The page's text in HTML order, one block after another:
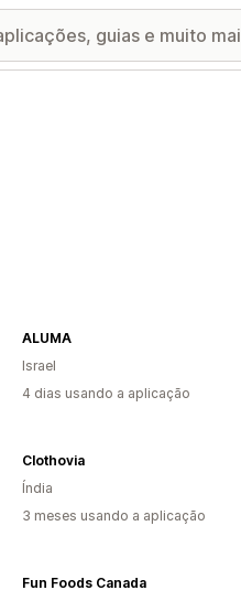
ALUMA
Israel
4 dias usando a aplicação
Clothovia
Índia
3 meses usando a aplicação
Fun Foods Canada